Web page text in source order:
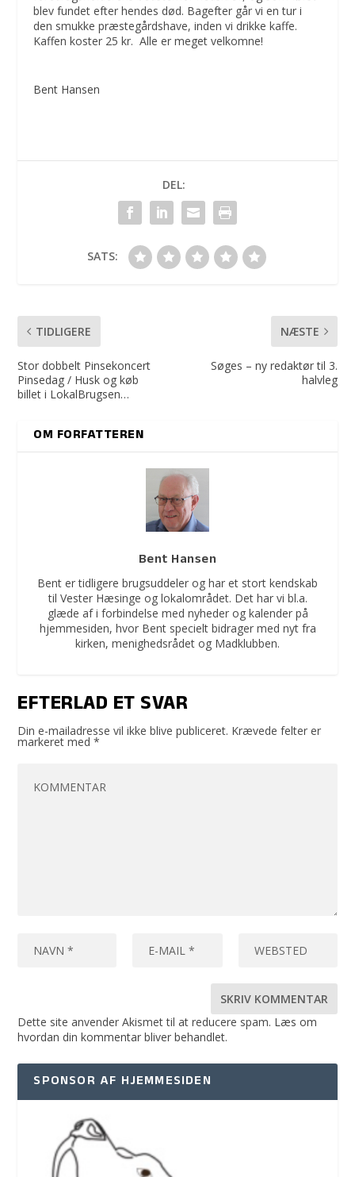
blev fundet efter hendes død. Bagefter går vi en tur i
den smukke præstegårdshave, inden vi drikke kaffe.
Kaffen koster 25 kr. Alle er meget velkomne!
Bent Hansen
DEL:
SATS:
TIDLIGERE
Stor dobbelt Pinsekoncert
Pinsedag / Husk og køb
billet i LokalBrugsen…
NÆSTE
Søges – ny redaktør til 3.
halvleg
OM FORFATTEREN
Bent Hansen
Bent er tidligere brugsuddeler og har et stort kendskab
til Vester Hæsinge og lokalområdet. Det har vi bl.a.
glæde af i forbindelse med nyheder og kalender på
hjemmesiden, hvor Bent specielt bidrager med nyt fra
kirken, menighedsrådet og Madklubben.
EFTERLAD ET SVAR
Din e-mailadresse vil ikke blive publiceret. Krævede felter er
markeret med*
Dette site anvender Akismet til at reducere spam. Læs om
hvordan din kommentar bliver behandlet.
SPONSOR AF HJEMMESIDEN